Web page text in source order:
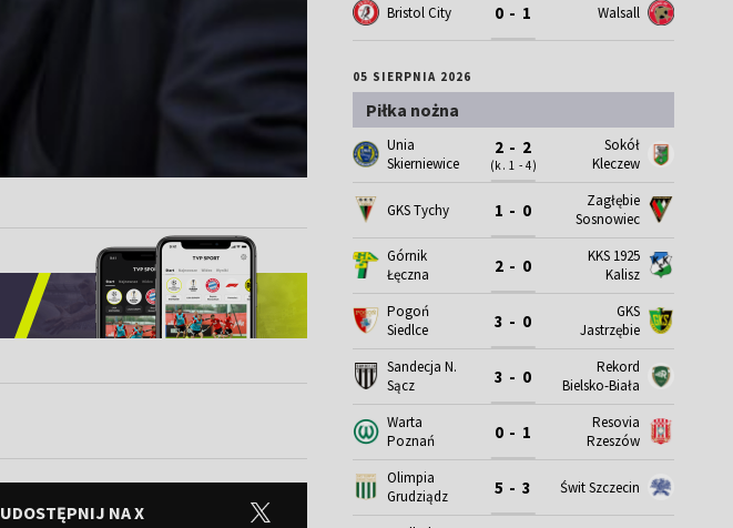
UDOSTĘPNIJ NA X
Bristol City 0 - 1 Walsall
05 SIERPNIA 2026
Piłka nożna
Unia
Skierniewice
2 - 2
(k. 1 - 4)
Sokół
Kleczew
GKS Tychy 1 - 0
Zagłębie
Sosnowiec
Górnik
Łęczna
2 - 0
KKS 1925
Kalisz
Pogoń
Siedlce
3 - 0
GKS
Jastrzębie
Sandecja N.
Sącz
3 - 0
Rekord
Bielsko-Biała
Warta
Poznań
0 - 1
Resovia
Rzeszów
Olimpia
Grudziądz
5 - 3 Świt Szczecin